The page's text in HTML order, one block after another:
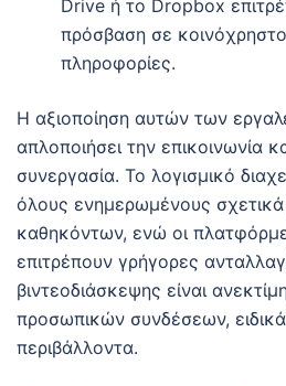
Drive ή το Dropbox
πρόσβαση σε
πληροφορίες.
Η αξιοποίηση αυτών των
απλοποιήσει την επικοινωνία
συνεργασία. Το λογισμικό
όλους ενημερωμένους
καθηκόντων, ενώ οι
επιτρέπουν γρήγορες
βιντεοδιάσκεψης είναι
προσωπικών συνδέσεων,
περιβάλλοντα.